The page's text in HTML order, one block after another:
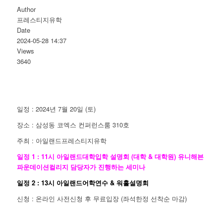
Author
프레스티지유학
Date
2024-05-28 14:37
Views
3640
일정 : 2024년 7월 20일 (토)
장소 : 삼성동 코엑스 컨퍼런스룸 310호
주최 : 아일랜드프레스티지유학
일정 1 : 11시 아일랜드대학입학 설명회 (대학 & 대학원) 유니해븐
파운데이션컬리지 담당자가 진행하는 세미나
일정 2 : 13시 아일랜드어학연수 & 워홀설명회
신청 : 온라인 사전신청 후 무료입장 (좌석한정 선착순 마감)